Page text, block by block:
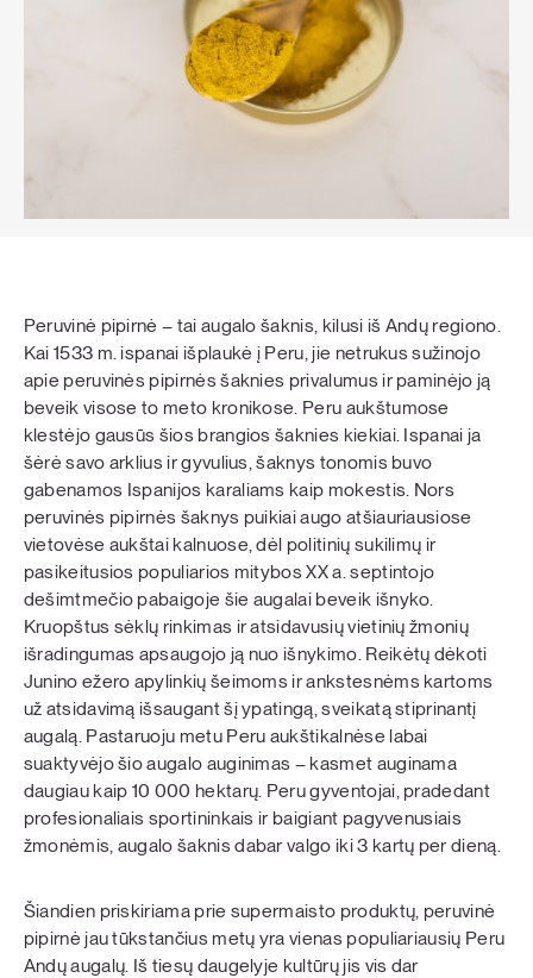
Peruvinė pipirnė – tai augalo šaknis, kilusi iš Andų regiono.
Kai 1533 m. ispanai išplaukė į Peru, jie netrukus sužinojo
apie peruvinės pipirnės šaknies privalumus ir paminėjo ją
beveik visose to meto kronikose. Peru aukštumose
klestėjo gausūs šios brangios šaknies kiekiai. Ispanai ja
šėrė savo arklius ir gyvulius, šaknys tonomis buvo
gabenamos Ispanijos karaliams kaip mokestis. Nors
peruvinės pipirnės šaknys puikiai augo atšiauriausiose
vietovėse aukštai kalnuose, dėl politinių sukilimų ir
pasikeitusios populiarios mitybos XX a. septintojo
dešimtmečio pabaigoje šie augalai beveik išnyko.
Kruopštus sėklų rinkimas ir atsidavusių vietinių žmonių
išradingumas apsaugojo ją nuo išnykimo. Reikėtų dėkoti
Junino ežero apylinkių šeimoms ir ankstesnėms kartoms
už atsidavimą išsaugant šį ypatingą, sveikatą stiprinantį
augalą. Pastaruoju metu Peru aukštikalnėse labai
suaktyvėjo šio augalo auginimas – kasmet auginama
daugiau kaip 10 000 hektarų. Peru gyventojai, pradedant
profesionaliais sportininkais ir baigiant pagyvenusiais
žmonėmis, augalo šaknis dabar valgo iki 3 kartų per dieną.
Šiandien priskiriama prie supermaisto produktų, peruvinė
pipirnė jau tūkstančius metų yra vienas populiariausių Peru
Andų augalų. Iš tiesų daugelyje kultūrų jis vis dar